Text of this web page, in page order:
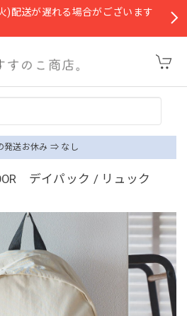
配送が遅れる場合がございます
発送お休み ⇒ なし
デイパック / リュック